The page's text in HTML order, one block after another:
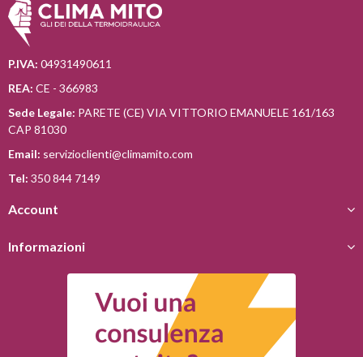
P.IVA: 04931490611
REA: CE - 366983
Sede Legale: PARETE (CE) VIA VITTORIO EMANUELE 161/163
CAP 81030
Email: servizioclienti@climamito.com
Tel: 350 844 7149
Account
Informazioni